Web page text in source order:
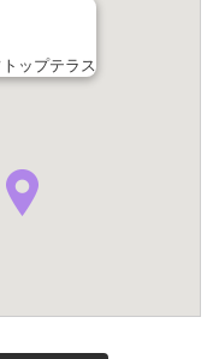
ップテラス